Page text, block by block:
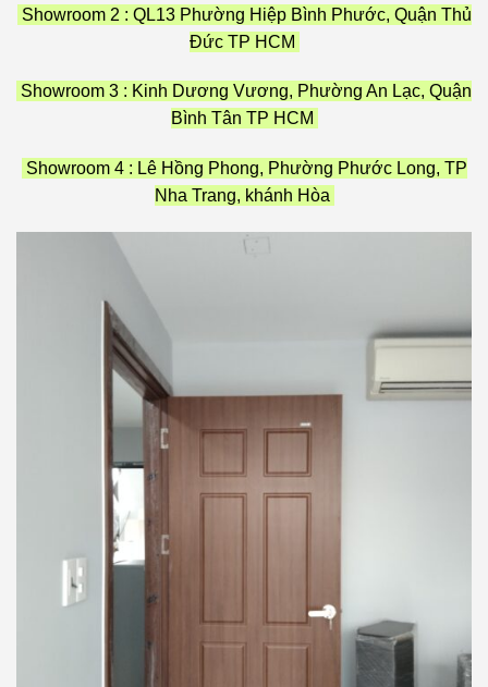
Showroom 2 : QL13 Phường Hiệp Bình Phước, Quận Thủ
Đức TP HCM
Showroom 3 : Kinh Dương Vương, Phường An Lạc, Quận
Bình Tân TP HCM
Showroom 4 : Lê Hồng Phong, Phường Phước Long, TP
Nha Trang, khánh Hòa